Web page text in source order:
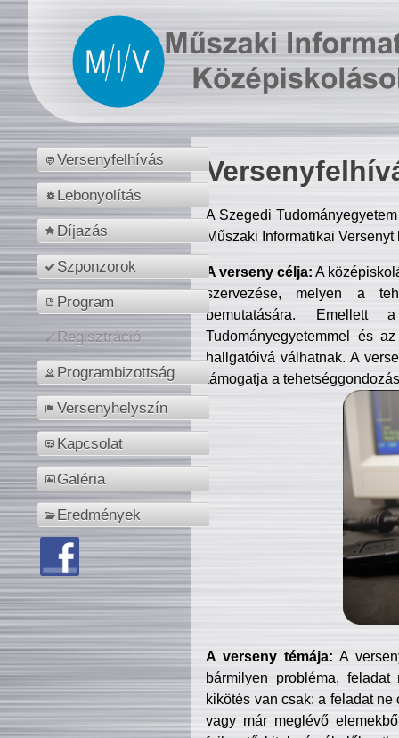
Versenyfelhívás
Lebonyolítás
Díjazás
Szponzorok
Program
Regisztráció
Programbizottság
Versenyhelyszín
Kapcsolat
Galéria
Eredmények
A Szegedi
Műszaki Informatikai
A verseny célja: A
szervezése, melyen a
bemutatására. Emellett
Tudományegyetemmel és
hallgatóivá válhatnak. A
támogatja a
A verseny témája: A
bármilyen probléma, feladat
kikötés van csak: a feladat
vagy már meglévő